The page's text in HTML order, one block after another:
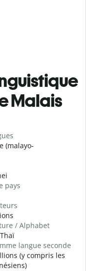
Malais
(malayo-
pays
/ Alphabet
langue seconde
(y compris les